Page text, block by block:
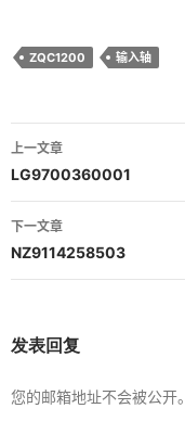
ZQC1200 输入轴
文
章
导
航
上一文章
LG9700360001
下一文章
NZ9114258503
发表回复
您的邮箱地址不会被公开。